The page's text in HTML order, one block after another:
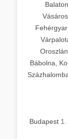
Bábolna,
Budapest